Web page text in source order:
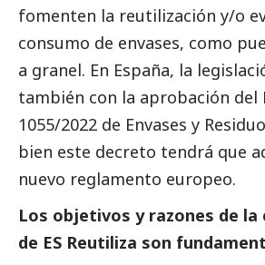
fomenten la reutilización y/o
consumo de envases, como
a granel. En España, la
también con la aprobación del
1055/2022 de Envases y
bien este decreto tendrá que
nuevo reglamento europeo.
Los objetivos y razones de
de ES Reutiliza son